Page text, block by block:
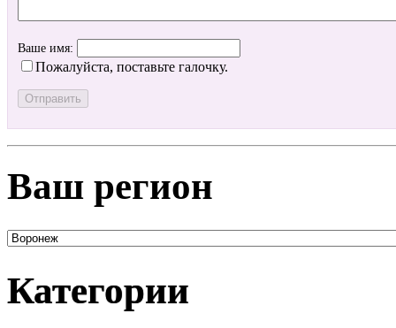
Ваше имя:
Пожалуйста, поставьте галочку.
Ваш регион
Категории